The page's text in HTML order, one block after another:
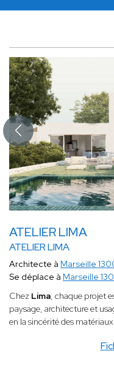
ATELIER LIMA
ATELIER LIMA
Architecte à Marseille
Se déplace à Marseille
Chez Lima, chaque projet
paysage, architecture et
en la sincérité des